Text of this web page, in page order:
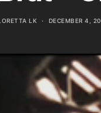
LK DECEMBER 4,